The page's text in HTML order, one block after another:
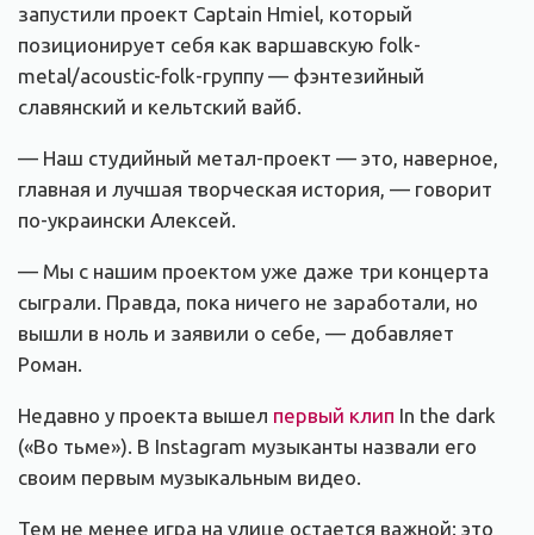
запустили проект Captain Hmiel, который
позиционирует себя как варшавскую folk-
metal/acoustic-folk-группу — фэнтезийный
славянский и кельтский вайб.
— Наш студийный метал-проект — это, наверное,
главная и лучшая творческая история, — говорит
по-украински Алексей.
— Мы с нашим проектом уже даже три концерта
сыграли. Правда, пока ничего не заработали, но
вышли в ноль и заявили о себе, — добавляет
Роман.
Недавно у проекта вышел первый клип In the dark
(«Во тьме»). В Instagram музыканты назвали его
своим первым музыкальным видео.
Тем не менее игра на улице остается важной: это